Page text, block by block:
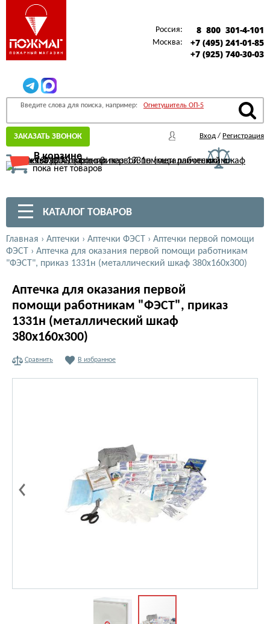
Россия: 8 800 301-4-101
Москва:
+7 (495) 241-01-85
+7 (925) 740-30-03
Введите слова для поиска, например: Огнетушитель ОП-5
ЗАКАЗАТЬ ЗВОНОК Вход / Регистрация
В корзине
пока нет товаров
КАТАЛОГ ТОВАРОВ
Главная › Аптечки › Аптечки ФЭСТ › Аптечки первой помощи
ФЭСТ
› Аптечка для оказания первой помощи работникам
"ФЭСТ", приказ 1331н (металлический шкаф 380х160х300)
Аптечка для оказания первой
помощи работникам "ФЭСТ", приказ
1331н (металлический шкаф
380х160х300)
Сравнить В избранное